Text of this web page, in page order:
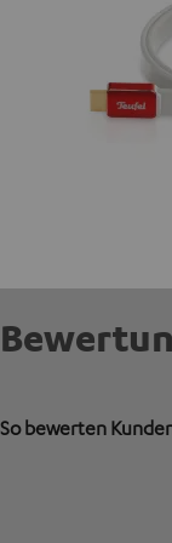
So bewerten